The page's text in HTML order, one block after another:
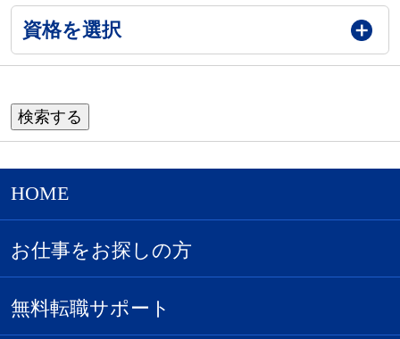
資格を選択
HOME
お仕事をお探しの方
無料転職サポート